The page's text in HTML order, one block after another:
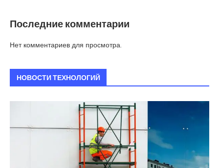
Последние комментарии
Нет комментариев для просмотра.
НОВОСТИ ТЕХНОЛОГИЙ